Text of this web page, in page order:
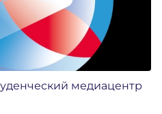
медиацентр